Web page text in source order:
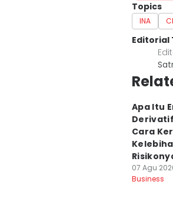
Topics
INA
Editorial
Apa Itu
Cara
07 Agu
Business